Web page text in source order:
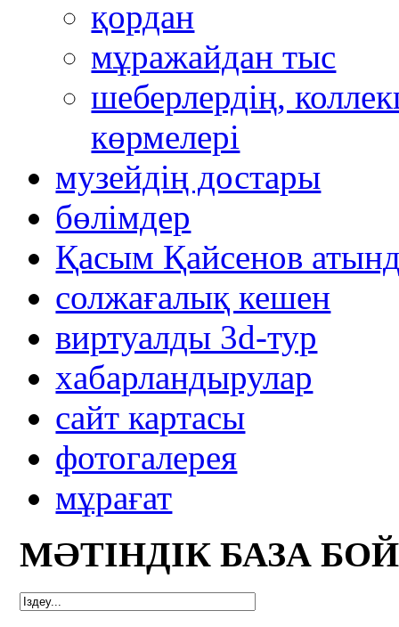
қордан
мұражайдан тыс
шеберлердің,
көрмелері
музейдің достары
бөлімдер
Қасым Қайсенов
солжағалық кешен
виртуалды 3d-тур
xабарландырулар
сайт картасы
фотогалерея
мұрағат
МӘТІНДІК БАЗА